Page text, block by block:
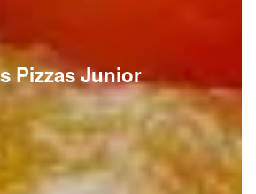
Pizzas Junior